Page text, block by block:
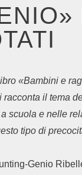
«Bambini e
il tema
scuola e nelle
tipo di
Genio